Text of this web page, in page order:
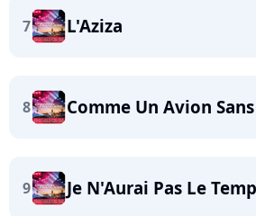
7 L'Aziza
8 Comme Un Avion
9 Je N'Aurai Pas Le